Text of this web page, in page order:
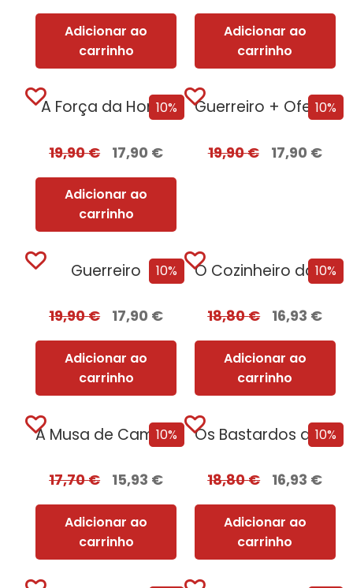
Adicionar ao
carrinho
Adicionar ao
carrinho
10%
A Força da Honra
19,90€ 17,90 €
Adicionar ao
carrinho
10%
Guerreiro + Oferta Diário de Um Carbonário
19,90€ 17,90 €
10%
Guerreiro
19,90€ 17,90 €
Adicionar ao
carrinho
10%
O Cozinheiro da Rainha Adúltera
18,80€ 16,93 €
Adicionar ao
carrinho
10%
A Musa de Camões [Nova Edição]
17,70€ 15,93 €
Adicionar ao
carrinho
10%
Os Bastardos de Hitler
18,80€ 16,93 €
Adicionar ao
carrinho